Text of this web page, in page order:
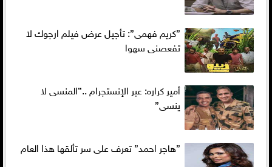
”كريم فهمى”: تأجيل عرض فيلم ارجوك لا
تفعصنى سهوا
أمير كراره: عبر الإنستجرام ..”المنسى لا
ينسى”
”هاجر احمد” تعرف على سر تألقها هذا العام